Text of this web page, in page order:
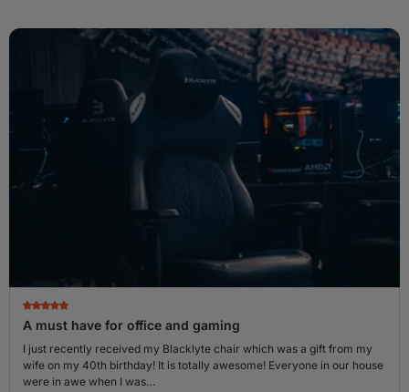
A must have for office and gaming
I just recently received my Blacklyte chair which was a gift from my
wife on my 40th birthday! It is totally awesome! Everyone in our house
were in awe when I was…